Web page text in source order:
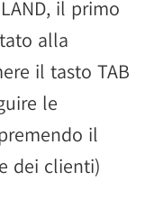
il primo
alla
il tasto TAB
le
il
dei clienti)